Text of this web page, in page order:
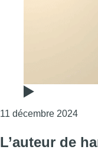
11 décembre 2024
L’auteur de